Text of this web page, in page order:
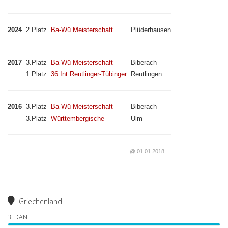
20242.Platz Ba-Wü Meisterschaft Plüderhausen
2017 3.Platz Ba-Wü Meisterschaft
Biberach
1.Platz 36.Int.Reutlinger-TübingerReutlingen
2016 3.Platz Ba-Wü Meisterschaft
Biberach
3.Platz Württembergische Ulm
@ 01.01.2018
Griechenland
3. DAN